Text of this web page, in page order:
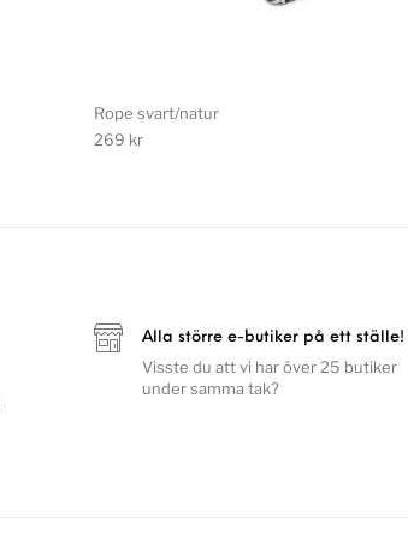
Rope svart/natur
269 kr
Alla större e-butiker på ett ställe!
Visste du att vi har över 25 butiker
under samma tak?